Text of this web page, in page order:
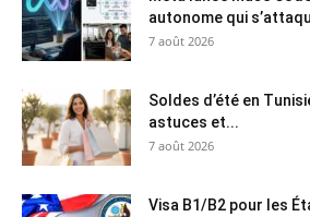
autonome qui
7 août 2026
Soldes d’été en
astuces et...
7 août 2026
Visa B1/B2 pour les